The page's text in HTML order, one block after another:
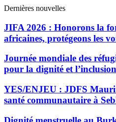
Dernières nouvelles
JIFA 2026 : Honorons la
africaines, protégeons les
Journée mondiale des
pour la dignité et
YES/ENJEU : JDFS
santé communautaire à